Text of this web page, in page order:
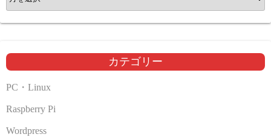
ー
カ
ブ
カテゴリー
PC・Linux
Raspberry Pi
Wordpress